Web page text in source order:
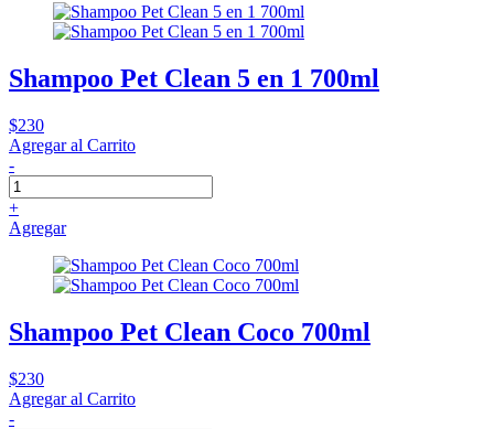
Shampoo Pet Clean 5 en 1 700ml
$230
Agregar al Carrito
-
+
Agregar
Shampoo Pet Clean Coco 700ml
$230
Agregar al Carrito
-